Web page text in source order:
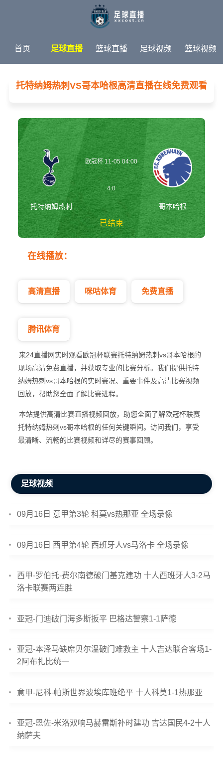
首页 足球直播 篮球直播 足球视频 篮球视频
足球新闻 篮球新闻 体育专题
托特纳姆热刺VS哥本哈根高清直播在线免费观看
托特纳姆热刺
欧冠杯 11-05 04:00
4:0
已结束
哥本哈根
在线播放：
高清直播 咪咕体育 免费直播
腾讯体育
来24直播网实时观看欧冠杯联赛托特纳姆热刺vs哥本哈根的
现场高清免费直播，并获取专业的比赛分析。我们提供托特
纳姆热刺vs哥本哈根的实时赛况、重要事件及高清比赛视频
回放，帮助您全面了解比赛进程。
本站提供高清比赛直播视频回放，助您全面了解欧冠杯联赛
托特纳姆热刺vs哥本哈根的任何关键瞬间。访问我们，享受
最清晰、流畅的比赛视频和详尽的赛事回顾。
足球视频
09月16日 意甲第3轮 科莫vs热那亚 全场录像
09月16日 西甲第4轮 西班牙人vs马洛卡 全场录像
西甲-罗伯托-费尔南德破门基克建功 十人西班牙人3-2马
洛卡联赛两连胜
亚冠-门迪破门海多斯扳平 巴格达警察1-1萨德
亚冠-本泽马缺席贝尔温破门难救主 十人吉达联合客场1-
2阿布扎比统一
意甲-尼科-帕斯世界波埃库班绝平 十人科莫1-1热那亚
亚冠-恩佐-米洛双响马赫雷斯补时建功 吉达国民4-2十人
纳萨夫